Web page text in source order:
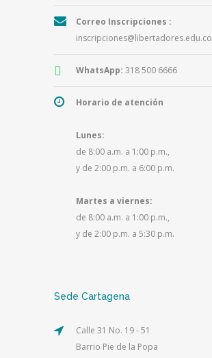
Correo Inscripciones :
inscripciones@libertadores.edu.co
WhatsApp: 318 500 6666
Horario de atención
Lunes:
de 8:00 a.m. a 1:00 p.m.,
y de 2:00 p.m. a 6:00 p.m.
Martes a viernes:
de 8:00 a.m. a 1:00 p.m.,
y de 2:00 p.m. a 5:30 p.m.
Sede Cartagena
Calle 31 No. 19 - 51
Barrio Pie de la Popa